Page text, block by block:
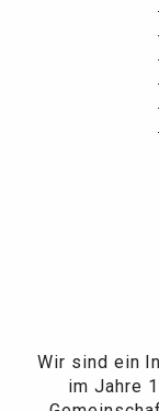
Wir sind ein
im Jahre